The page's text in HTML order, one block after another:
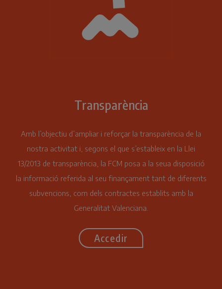
Transparència
Amb l’objectiu d’ampliar i reforçar la transparència de la
nostra activitat i, segons el que s’estableix en la Llei
13/2013 de transparència, la FCM posa a la seua disposició
la informació referida al seu finançament tant de diferents
subvencions, com dels contractes establits amb la
Generalitat Valenciana.
Accedir